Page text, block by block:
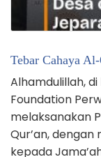
Tebar Cahaya
Alhamdulillah, di
Foundation
melaksanakan
Qur’an, dengan
kepada